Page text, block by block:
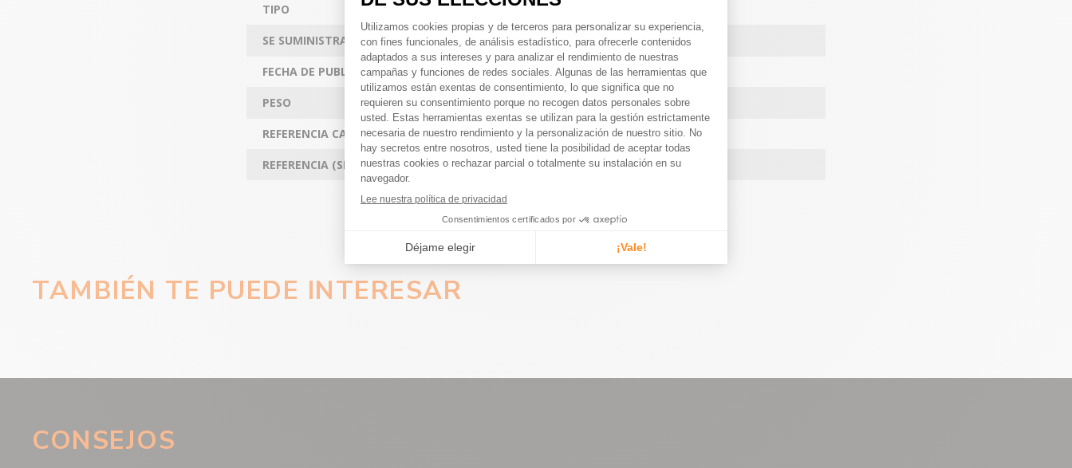
TIPO Cinta de manillar
SE SUMINISTRA CON 2 tapones con expansores
FECHA DE PUBLICACIÓN 2024-03-05T00:00:00+01:00
PESO 50 g
REFERENCIA CATÁLOGO ZBARTAPESMPGRIP2.0-NE
REFERENCIA (SKU) A240105
TAMBIÉN TE PUEDE INTERESAR
CONSEJOS